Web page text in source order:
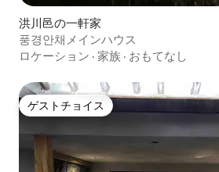
洪川邑の一軒家
풍경안채メインハウス
ロケーション · 家族 · おもてなし
ゲストチョイス
ゲストチョイス